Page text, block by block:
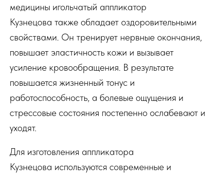
медицины игольчатый аппликатор
Кузнецова также обладает оздоровительными
свойствами. Он тренирует нервные окончания,
повышает эластичность кожи и вызывает
усиление кровообращения. В результате
повышается жизненный тонус и
работоспособность, а болевые ощущения и
стрессовые состояния постепенно ослабевают и
уходят.
Для изготовления аппликатора
Кузнецова используются современные и